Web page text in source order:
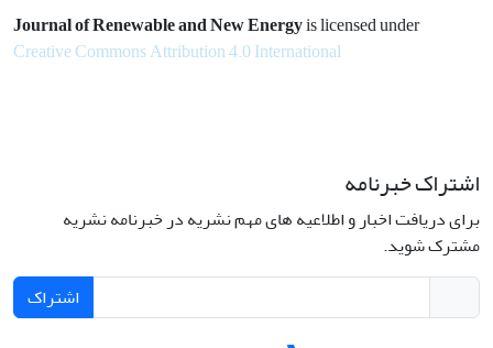
Journal of Renewable and New Energyis licensed under
Creative Commons Attribution 4.0 International
اشتراک خبرنامه
برای دریافت اخبار و اطلاعیه های مهم نشریه در خبرنامه نشریه
مشترک شوید.
اشتراک